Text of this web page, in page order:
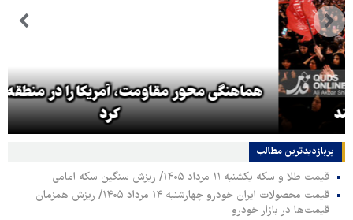
هماهنگی محور مقاومت، آمریکا را در منطقه درمانده
کرد
پربازدیدترین‌ مطالب
قیمت طلا و سکه یکشنبه ۱۱ مرداد ۱۴۰۵/ ریزش سنگین سکه امامی
قیمت محصولات ایران خودرو چهارشنبه ۱۴ مرداد ۱۴۰۵/ ریزش همزمان
قیمت‌ها در بازار خودرو